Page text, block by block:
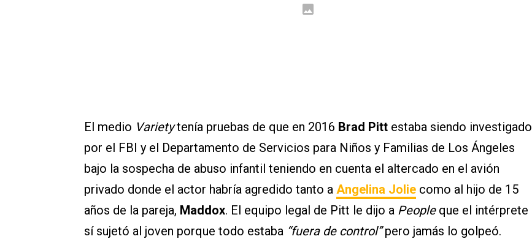
El medio Varietytenía pruebas de que en 2016 Brad Pitt estaba siendo investigado
por el FBI y el Departamento de Servicios para Niños y Familias de Los Ángeles
bajo la sospecha de abuso infantil teniendo en cuenta el altercado en el avión
privado donde el actor habría agredido tanto a Angelina Jolie como al hijo de 15
años de la pareja, Maddox. El equipo legal de Pitt le dijo a Peopleque el intérprete
sí sujetó al joven porque todo estaba “fuera de control”pero jamás lo golpeó.